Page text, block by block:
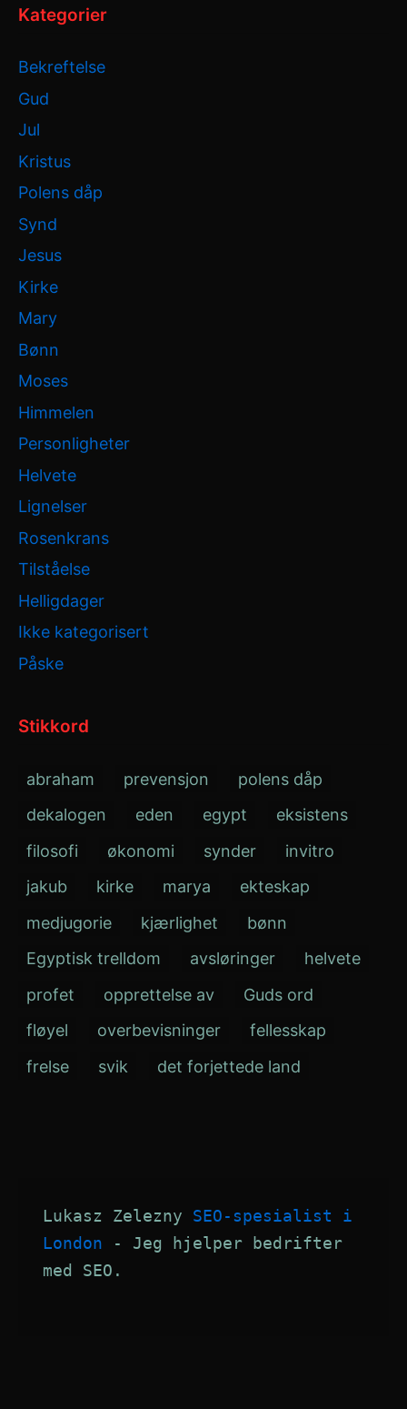
Kategorier
Bekreftelse
Gud
Jul
Kristus
Polens dåp
Synd
Jesus
Kirke
Mary
Bønn
Moses
Himmelen
Personligheter
Helvete
Lignelser
Rosenkrans
Tilståelse
Helligdager
Ikke kategorisert
Påske
Stikkord
abraham prevensjon
polens dåp
dekalogen
eden egypt
eksistens
filosofi
økonomi synder
invitro
jakub
kirke marya
ekteskap
medjugorie
kjærlighet
bønn
Egyptisk trelldom
avsløringer
helvete
profet
opprettelse av
Guds ord
fløyel
overbevisninger
fellesskap
frelse
svik det forjettede land
Lukasz Zelezny SEO-spesialist i
London - Jeg hjelper bedrifter
med SEO.